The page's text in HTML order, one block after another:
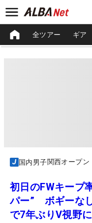
全ツアー ギア
国内男子関西オープン
初日のFWキープ
パー” ボギーな
で7年ぶりV視野に